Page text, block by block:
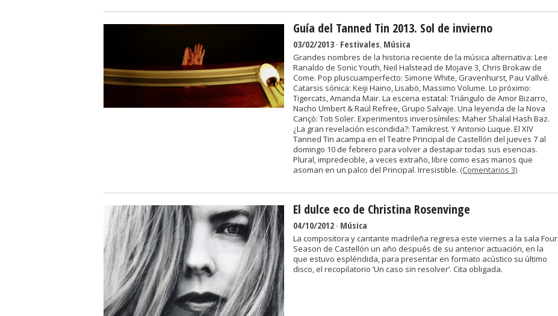
Guía del Tanned Tin 2013. Sol de invierno
03/02/2013- Festivales, Música
Grandes nombres de la historia reciente de la música alternativa: Lee
Ranaldo de Sonic Youth, Neil Halstead de Mojave 3, Chris Brokaw de
Come. Pop pluscuamperfecto: Simone White, Gravenhurst, Pau Vallvé.
Catarsis sónica: Keiji Haino, Lisabö, Massimo Volume. Lo próximo:
Tigercats, Amanda Mair. La escena estatal: Triángulo de Amor Bizarro,
Nacho Umbert & Raül Refree, Grupo Salvaje. Una leyenda de la Nova
Cançò: Toti Soler. Experimentos inverosímiles: Maher Shalal Hash Baz.
¿La gran revelación escondida?: Tamikrest. Y Antonio Luque. El XIV
Tanned Tin acampa en el Teatre Principal de Castellón del jueves 7 al
domingo 10 de febrero para volver a destapar todas sus esencias.
Plural, impredecible, a veces extraño, libre como esas manos que
asoman en un palco del Principal. Irresistible. (Comentarios 3)
El dulce eco de Christina Rosenvinge
04/10/2012- Música
La compositora y cantante madrileña regresa este viernes a la sala Four
Season de Castellón un año después de su anterior actuación, en la
que estuvo espléndida, para presentar en formato acústico su último
disco, el recopilatorio ‘Un caso sin resolver’. Cita obligada.